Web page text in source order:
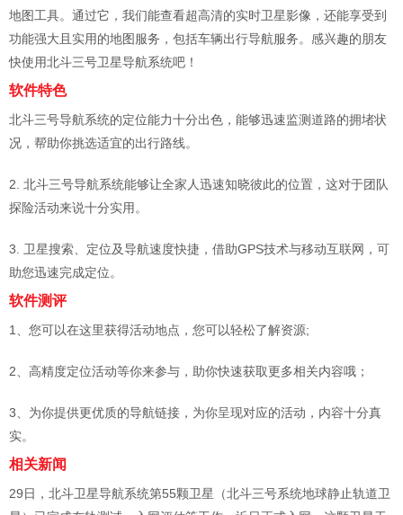
地图工具。通过它，我们能查看超高清的实时卫星影像，还能享受到
功能强大且实用的地图服务，包括车辆出行导航服务。感兴趣的朋友
快使用北斗三号卫星导航系统吧！
软件特色
北斗三号导航系统的定位能力十分出色，能够迅速监测道路的拥堵状
况，帮助你挑选适宜的出行路线。
2. 北斗三号导航系统能够让全家人迅速知晓彼此的位置，这对于团队
探险活动来说十分实用。
3. 卫星搜索、定位及导航速度快捷，借助GPS技术与移动互联网，可
助您迅速完成定位。
软件测评
1、您可以在这里获得活动地点，您可以轻松了解资源;
2、高精度定位活动等你来参与，助你快速获取更多相关内容哦；
3、为你提供更优质的导航链接，为你呈现对应的活动，内容十分真
实。
相关新闻
29日，北斗卫星导航系统第55颗卫星（北斗三号系统地球静止轨道卫